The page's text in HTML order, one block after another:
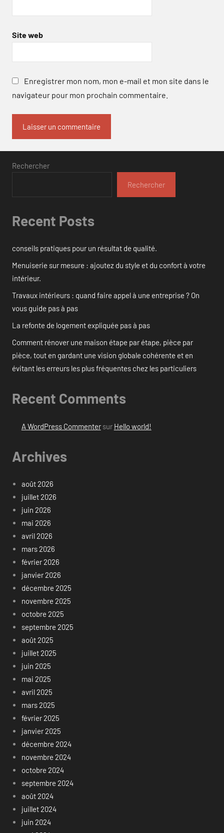
Site web
Enregistrer mon nom, mon e-mail et mon site dans le
navigateur pour mon prochain commentaire.
Rechercher
Rechercher
Recent Posts
conseils pratiques pour un résultat de qualité.
Menuiserie sur mesure : ajoutez du style et du confort à votre
intérieur.
Travaux intérieurs : quand faire appel à une entreprise ? On
vous guide pas à pas
La refonte de logement expliquée pas à pas
Comment rénover une maison étape par étape, pièce par
pièce, tout en gardant une vision globale cohérente et en
évitant les erreurs les plus fréquentes chez les particuliers
Recent Comments
A WordPress Commentersur Hello world!
Archives
août 2026
juillet 2026
juin 2026
mai 2026
avril 2026
mars 2026
février 2026
janvier 2026
décembre 2025
novembre 2025
octobre 2025
septembre 2025
août 2025
juillet 2025
juin 2025
mai 2025
avril 2025
mars 2025
février 2025
janvier 2025
décembre 2024
novembre 2024
octobre 2024
septembre 2024
août 2024
juillet 2024
juin 2024